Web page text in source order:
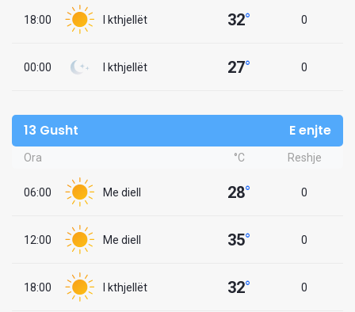
18:00 I kthjellët 32° 0
00:00 I kthjellët 27° 0
13 Gusht E enjte
Ora °C Reshje
06:00 Me diell 28° 0
12:00 Me diell 35° 0
18:00 I kthjellët 32° 0